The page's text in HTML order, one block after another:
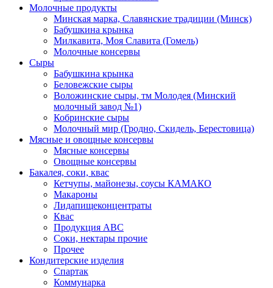
Молочные продукты
Минская марка, Славянские традиции (Минск)
Бабушкина крынка
Милкавита, Моя Славита (Гомель)
Молочные консервы
Сыры
Бабушкина крынка
Беловежские сыры
Воложинские сыры, тм Молодея (Минский
молочный завод №1)
Кобринские сыры
Молочный мир (Гродно, Скидель, Берестовица)
Мясные и овощные консервы
Мясные консервы
Овощные консервы
Бакалея, соки, квас
Кетчупы, майонезы, соусы КАМАКО
Макароны
Лидапищеконцентраты
Квас
Продукция АВС
Соки, нектары прочие
Прочее
Кондитерские изделия
Спартак
Коммунарка